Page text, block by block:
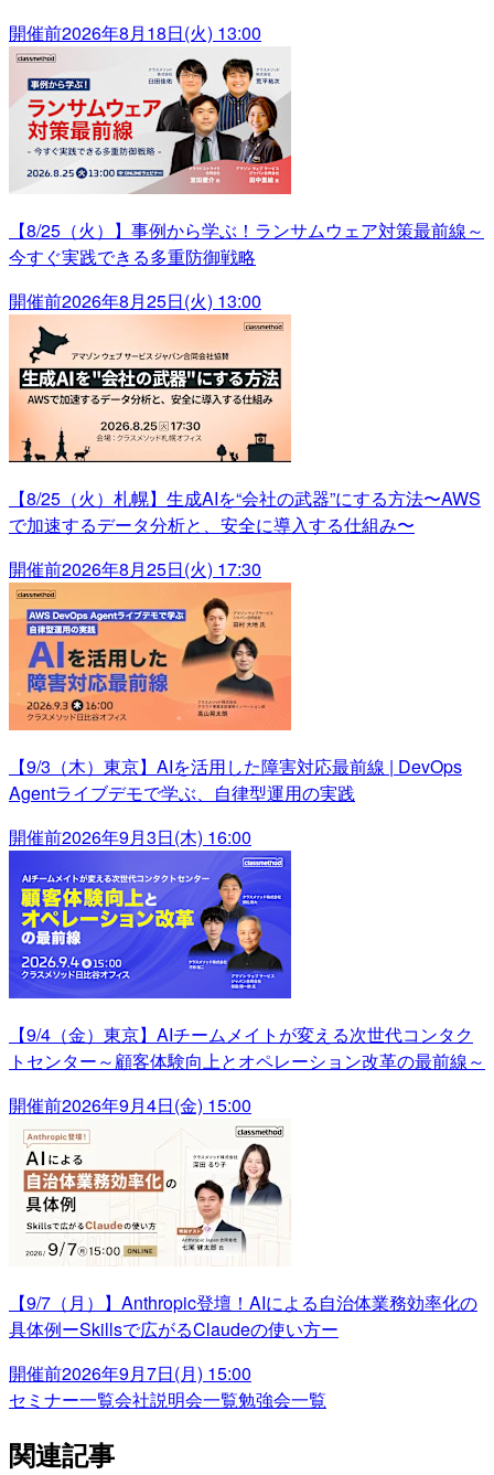
開催前2026年8月18日(火) 13:00
【8/25（火）】事例から学ぶ！ランサムウェア対策最前線～
今すぐ実践できる多重防御戦略
開催前2026年8月25日(火) 13:00
【8/25（火）札幌】生成AIを“会社の武器”にする方法〜AWS
で加速するデータ分析と、安全に導入する仕組み〜
開催前2026年8月25日(火) 17:30
【9/3（木）東京】AIを活用した障害対応最前線 | DevOps
Agentライブデモで学ぶ、自律型運用の実践
開催前2026年9月3日(木) 16:00
【9/4（金）東京】AIチームメイトが変える次世代コンタク
トセンター～顧客体験向上とオペレーション改革の最前線～
開催前2026年9月4日(金) 15:00
【9/7（月）】Anthropic登壇！AIによる自治体業務効率化の
具体例ーSkillsで広がるClaudeの使い方ー
開催前2026年9月7日(月) 15:00
セミナー一覧会社説明会一覧勉強会一覧
関連記事